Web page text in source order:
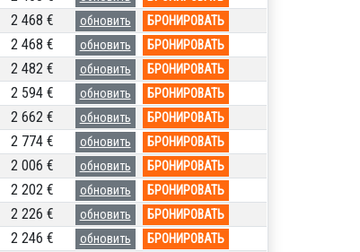
2 468 € обновить БРОНИРОВАТЬ
2 468 € обновить БРОНИРОВАТЬ
2 482 € обновить БРОНИРОВАТЬ
2 594 € обновить БРОНИРОВАТЬ
2 662 € обновить БРОНИРОВАТЬ
2 774 € обновить БРОНИРОВАТЬ
2 006 € обновить БРОНИРОВАТЬ
2 202 € обновить БРОНИРОВАТЬ
2 226 € обновить БРОНИРОВАТЬ
2 246 € обновить БРОНИРОВАТЬ